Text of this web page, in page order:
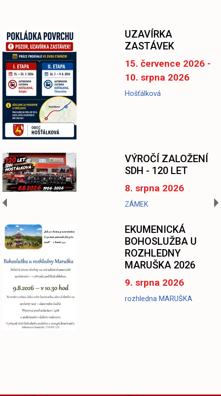
UZAVÍRKA
ZASTÁVEK
15. července 2026 -
10. srpna 2026
Hošťálková
VÝROČÍ ZALOŽENÍ
SDH - 120 LET
8. srpna 2026
ZÁMEK
EKUMENICKÁ
BOHOSLUŽBA U
ROZHLEDNY
MARUŠKA 2026
9. srpna 2026
rozhledna MARUŠKA